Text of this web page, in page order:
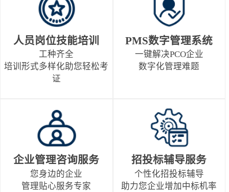
人员岗位技能培训
工种齐全
培训形式多样化助您轻松考
证
PMS数字管理系统
一键解决PCO企业
数字化管理难题
企业管理咨询服务
您身边的企业
管理贴心服务专家
招投标辅导服务
个性化招投标辅导
助力您企业增加中标机率